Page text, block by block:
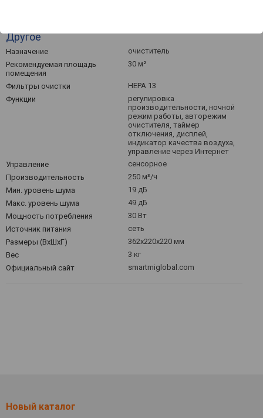
Другое
Назначение
очиститель
Рекомендуемая площадь
помещения
30 м²
Фильтры очистки
HEPA 13
Функции
регулировка
производительности, ночной
режим работы, авторежим
очистителя, таймер
отключения, дисплей,
индикатор качества воздуха,
управление через Интернет
Управление
сенсорное
Производительность
250 м³/ч
Мин. уровень шума
19 дБ
Макс. уровень шума
49 дБ
Мощность потребления
30 Вт
Источник питания
сеть
Размеры (ВхШхГ)
362x220x220 мм
Вес
3 кг
Официальный сайт
smartmiglobal.com
Новый каталог